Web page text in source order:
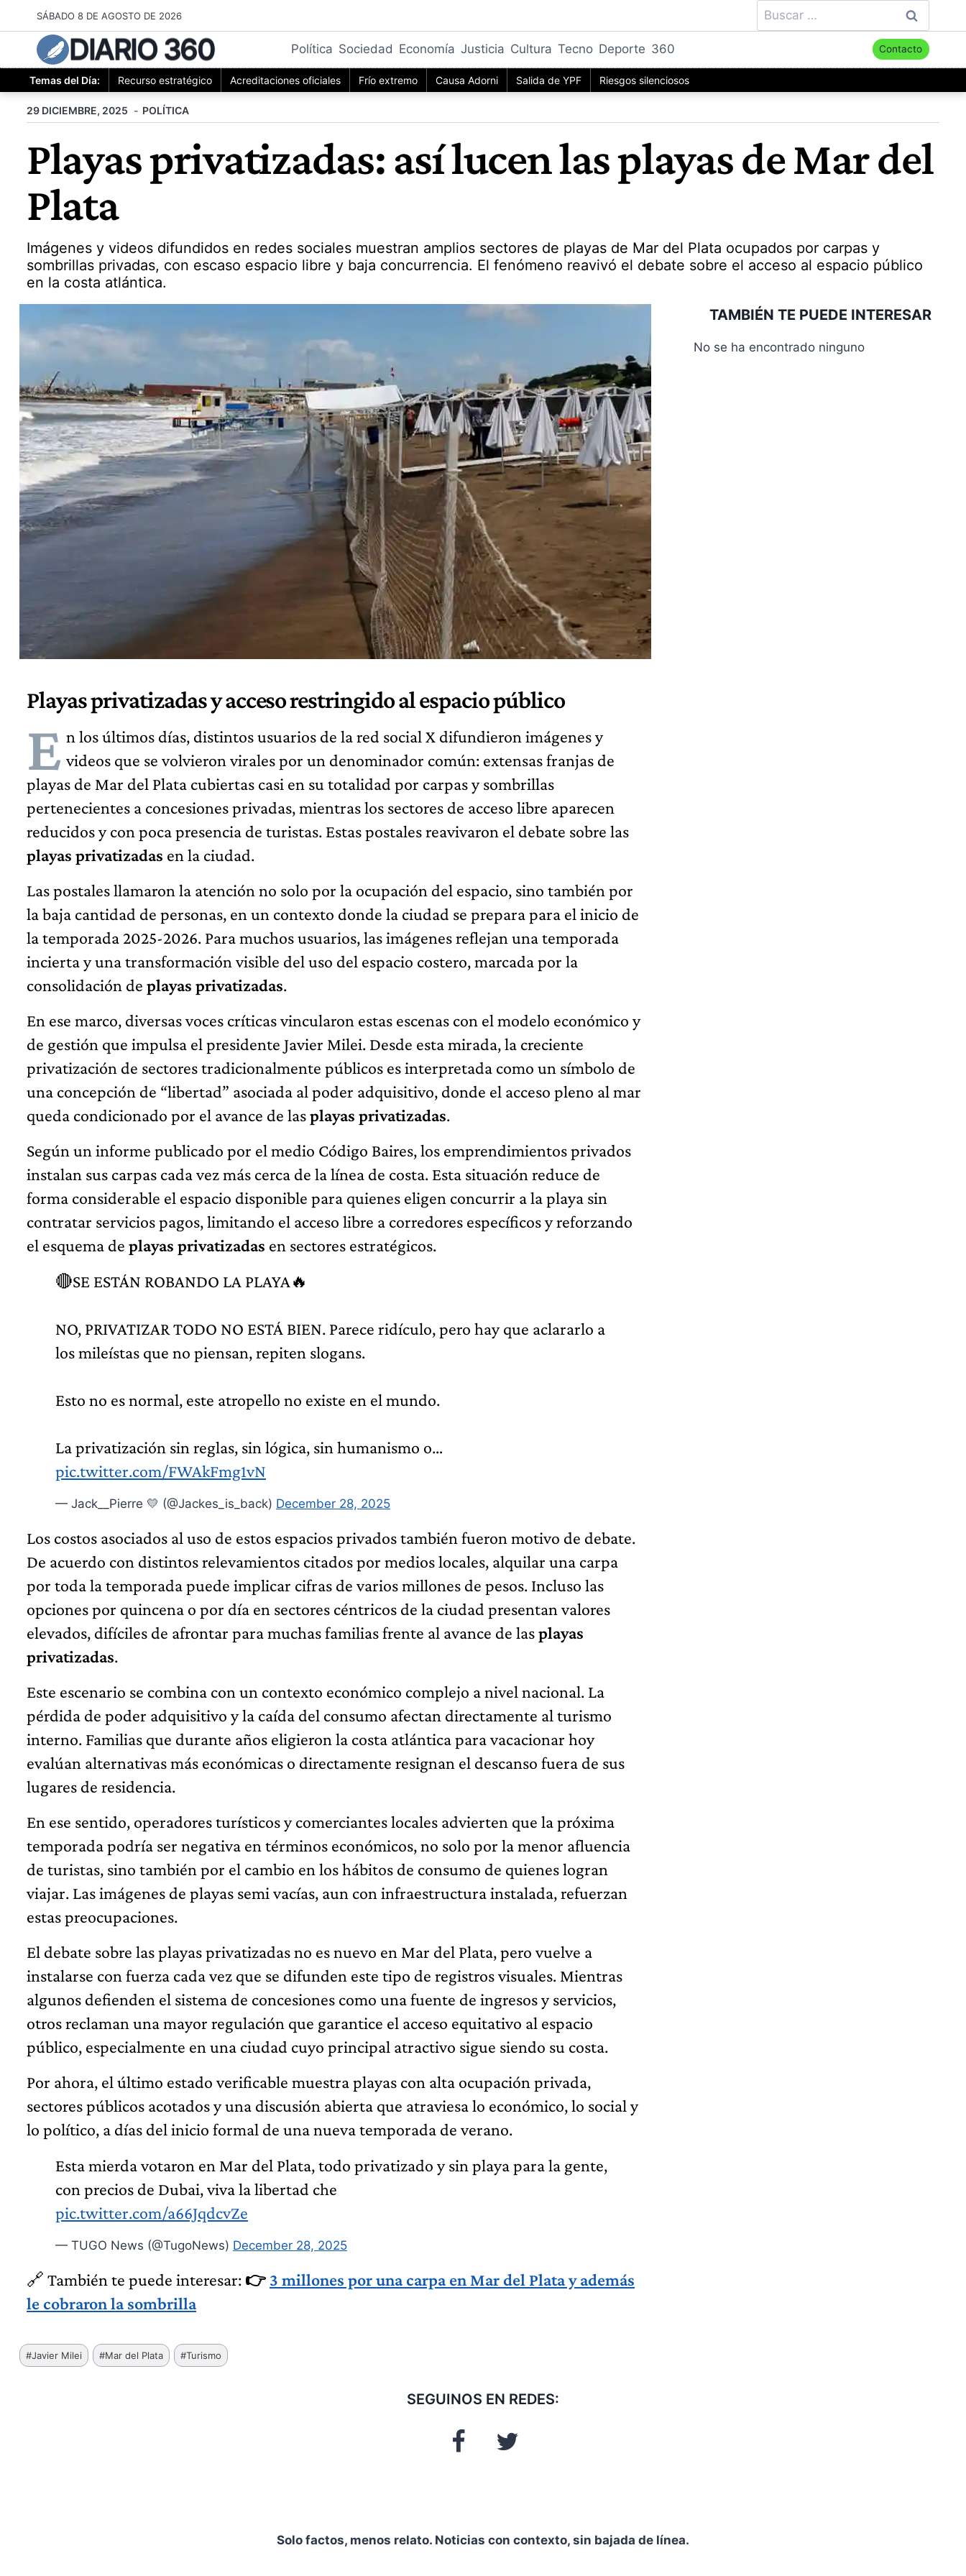
al
contenido
SÁBADO 8 DE AGOSTO DE 2026 Buscar:
DIARIO 360 Política Sociedad Economía Justicia Cultura Tecno Deporte 360 Contacto
Temas del Día: Recurso estratégico Acreditaciones oficiales Frío extremo Causa Adorni Salida de YPF Riesgos silenciosos
29 DICIEMBRE, 2025 POLÍTICA
Playas privatizadas: así lucen las playas de Mar del
Plata
Imágenes y videos difundidos en redes sociales muestran amplios sectores de playas de Mar del Plata ocupados por carpas y
sombrillas privadas, con escaso espacio libre y baja concurrencia. El fenómeno reavivó el debate sobre el acceso al espacio público
en la costa atlántica.
Playas privatizadas y acceso restringido al espacio público
E n los últimos días, distintos usuarios de la red social X difundieron imágenes y
videos que se volvieron virales por un denominador común: extensas franjas de
playas de Mar del Plata cubiertas casi en su totalidad por carpas y sombrillas
pertenecientes a concesiones privadas, mientras los sectores de acceso libre aparecen
reducidos y con poca presencia de turistas. Estas postales reavivaron el debate sobre las
playas privatizadas en la ciudad.
Las postales llamaron la atención no solo por la ocupación del espacio, sino también por
la baja cantidad de personas, en un contexto donde la ciudad se prepara para el inicio de
la temporada 2025-2026. Para muchos usuarios, las imágenes reflejan una temporada
incierta y una transformación visible del uso del espacio costero, marcada por la
consolidación de playas privatizadas.
En ese marco, diversas voces críticas vincularon estas escenas con el modelo económico y
de gestión que impulsa el presidente Javier Milei. Desde esta mirada, la creciente
privatización de sectores tradicionalmente públicos es interpretada como un símbolo de
una concepción de “libertad” asociada al poder adquisitivo, donde el acceso pleno al mar
queda condicionado por el avance de lasplayas privatizadas.
Según un informe publicado por el medio Código Baires, los emprendimientos privados
instalan sus carpas cada vez más cerca de la línea de costa. Esta situación reduce de
forma considerable el espacio disponible para quienes eligen concurrir a la playa sin
contratar servicios pagos, limitando el acceso libre a corredores específicos y reforzando
el esquema de playas privatizadas en sectores estratégicos.
🔴SE ESTÁN ROBANDO LA PLAYA🔥
NO, PRIVATIZAR TODO NO ESTÁ BIEN. Parece ridículo, pero hay que aclararlo a
los mileístas que no piensan, repiten slogans.
Esto no es normal, este atropello no existe en el mundo.
La privatización sin reglas, sin lógica, sin humanismo o…
pic.twitter.com/FWAkFmg1vN
— Jack__Pierre 💛 (@Jackes_is_back) December 28, 2025
Los costos asociados al uso de estos espacios privados también fueron motivo de debate.
De acuerdo con distintos relevamientos citados por medios locales, alquilar una carpa
por toda la temporada puede implicar cifras de varios millones de pesos. Incluso las
opciones por quincena o por día en sectores céntricos de la ciudad presentan valores
elevados, difíciles de afrontar para muchas familias frente al avance de lasplayas
privatizadas.
Este escenario se combina con un contexto económico complejo a nivel nacional. La
pérdida de poder adquisitivo y la caída del consumo afectan directamente al turismo
interno. Familias que durante años eligieron la costa atlántica para vacacionar hoy
evalúan alternativas más económicas o directamente resignan el descanso fuera de sus
lugares de residencia.
En ese sentido, operadores turísticos y comerciantes locales advierten que la próxima
temporada podría ser negativa en términos económicos, no solo por la menor afluencia
de turistas, sino también por el cambio en los hábitos de consumo de quienes logran
viajar. Las imágenes de playas semi vacías, aun con infraestructura instalada, refuerzan
estas preocupaciones.
El debate sobre las playas privatizadas no es nuevo en Mar del Plata, pero vuelve a
instalarse con fuerza cada vez que se difunden este tipo de registros visuales. Mientras
algunos defienden el sistema de concesiones como una fuente de ingresos y servicios,
otros reclaman una mayor regulación que garantice el acceso equitativo al espacio
público, especialmente en una ciudad cuyo principal atractivo sigue siendo su costa.
Por ahora, el último estado verificable muestra playas con alta ocupación privada,
sectores públicos acotados y una discusión abierta que atraviesa lo económico, lo social y
lo político, a días del inicio formal de una nueva temporada de verano.
Esta mierda votaron en Mar del Plata, todo privatizado y sin playa para la gente,
con precios de Dubai, viva la libertad che
pic.twitter.com/a66JqdcvZe
— TUGO News (@TugoNews) December 28, 2025
🔗 También te puede interesar: 👉 3 millones por una carpa en Mar del Plata y además
le cobraron la sombrilla
Etiquetas
de
#Javier Milei #Mar del Plata #Turismo
TAMBIÉN TE PUEDE INTERESAR
No se ha encontrado ninguno
SEGUINOS EN REDES:
Solo factos, menos relato. Noticias con contexto, sin bajada de línea.